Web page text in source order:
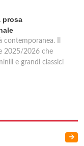
prosa
Il
2025/2026 che
e grandi classici